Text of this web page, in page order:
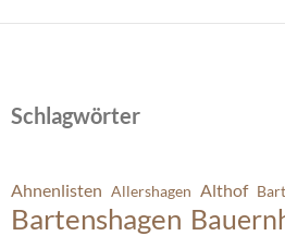
Schlagwörter
Ahnenlisten Allershagen Althof
Bartenshagen